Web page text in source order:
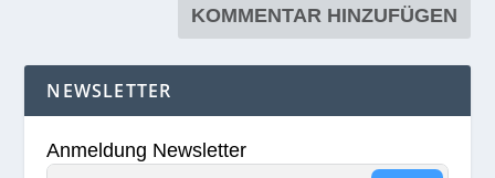
NEWSLETTER
Anmeldung Newsletter